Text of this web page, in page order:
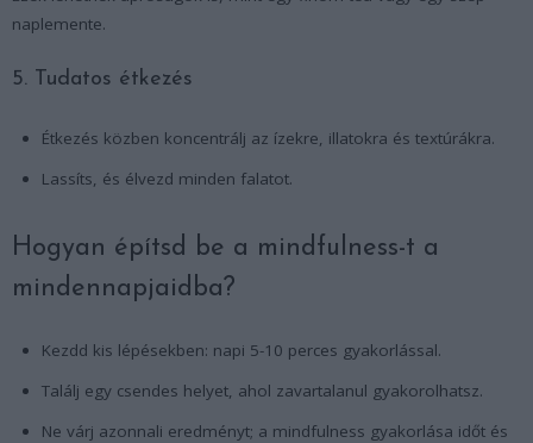
naplemente.
5. Tudatos étkezés
Étkezés közben koncentrálj az ízekre, illatokra és textúrákra.
Lassíts, és élvezd minden falatot.
Hogyan építsd be a mindfulness-t a
mindennapjaidba?
Kezdd kis lépésekben: napi 5-10 perces gyakorlással.
Találj egy csendes helyet, ahol zavartalanul gyakorolhatsz.
Ne várj azonnali eredményt; a mindfulness gyakorlása időt és